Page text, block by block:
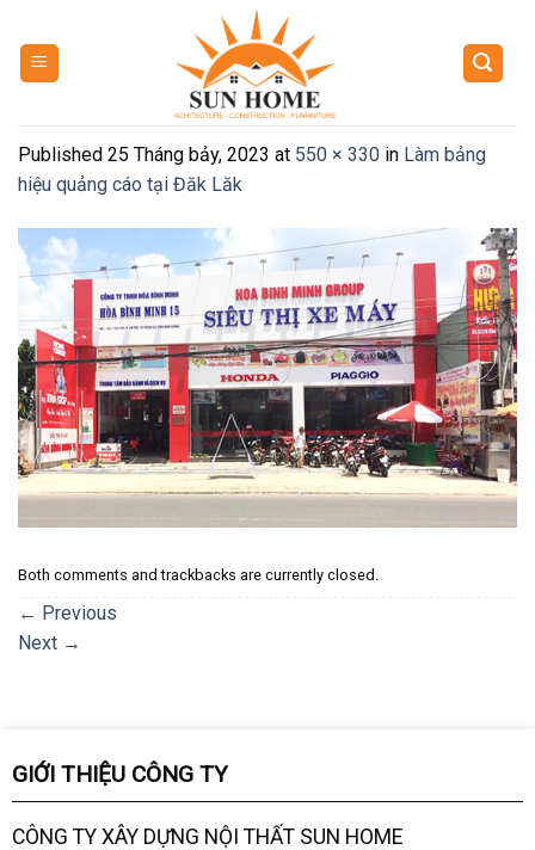
content
Published 25 Tháng bảy, 2023 at 550 × 330 in Làm bảng
hiệu quảng cáo tại Đăk Lăk
Both comments and trackbacks are currently closed.
← Previous
Next →
GIỚI THIỆU CÔNG TY
CÔNG TY XÂY DỰNG NỘI THẤT SUN HOME